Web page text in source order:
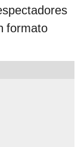
formato